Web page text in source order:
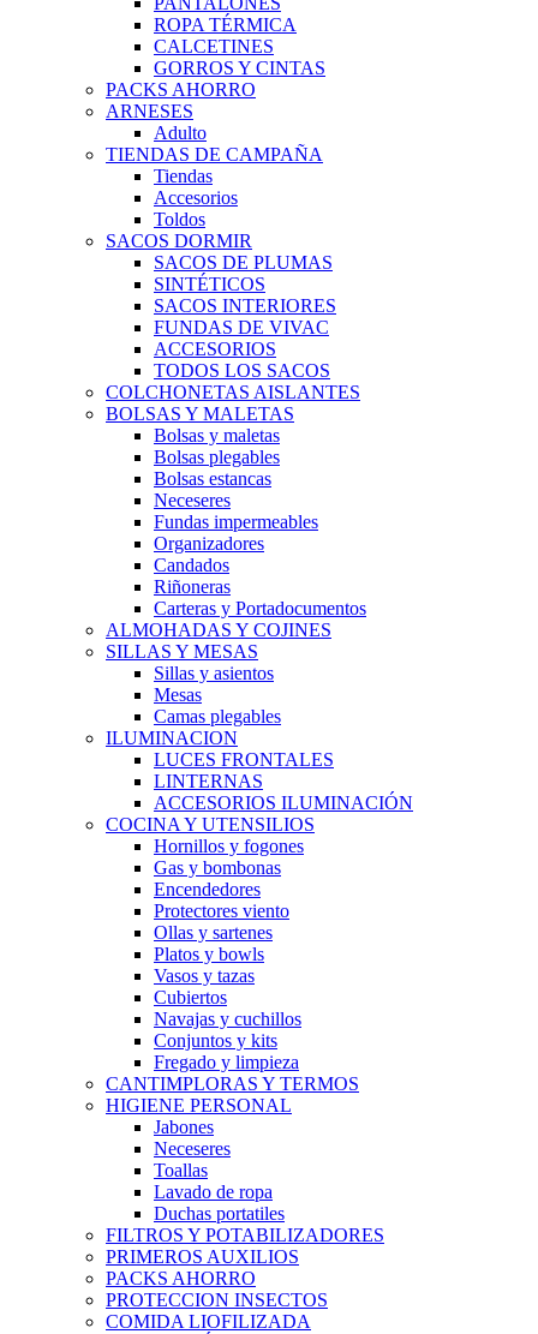
ROPA TÉRMICA
CALCETINES
GORROS Y CINTAS
PACKS AHORRO
ARNESES
Adulto
TIENDAS DE CAMPAÑA
Tiendas
Accesorios
Toldos
SACOS DORMIR
SACOS DE PLUMAS
SINTÉTICOS
SACOS INTERIORES
FUNDAS DE VIVAC
ACCESORIOS
TODOS LOS SACOS
COLCHONETAS AISLANTES
BOLSAS Y MALETAS
Bolsas y maletas
Bolsas plegables
Bolsas estancas
Neceseres
Fundas impermeables
Organizadores
Candados
Riñoneras
Carteras y Portadocumentos
ALMOHADAS Y COJINES
SILLAS Y MESAS
Sillas y asientos
Mesas
Camas plegables
ILUMINACION
LUCES FRONTALES
LINTERNAS
ACCESORIOS ILUMINACIÓN
COCINA Y UTENSILIOS
Hornillos y fogones
Gas y bombonas
Encendedores
Protectores viento
Ollas y sartenes
Platos y bowls
Vasos y tazas
Cubiertos
Navajas y cuchillos
Conjuntos y kits
Fregado y limpieza
CANTIMPLORAS Y TERMOS
HIGIENE PERSONAL
Jabones
Neceseres
Toallas
Lavado de ropa
Duchas portatiles
FILTROS Y POTABILIZADORES
PRIMEROS AUXILIOS
PACKS AHORRO
PROTECCION INSECTOS
COMIDA LIOFILIZADA